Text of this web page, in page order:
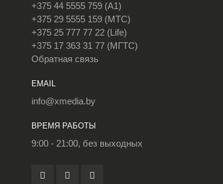
+375 44 5555 759 (A1)
+375 29 5555 159 (МТС)
+375 25 777 77 22 (Life)
+375 17 363 31 77 (МГТС)
Обратная связь
EMAIL
info@xmedia.by
ВРЕМЯ РАБОТЫ
9:00 - 21:00, без выходных